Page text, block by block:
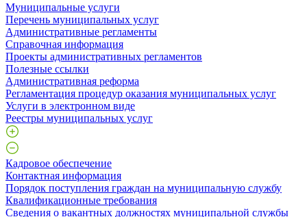
Муниципальные услуги
Перечень муниципальных услуг
Административные регламенты
Справочная информация
Проекты административных регламентов
Полезные ссылки
Административная реформа
Регламентация процедур оказания муниципальных услуг
Услуги в электронном виде
Реестры муниципальных услуг
Кадровое обеспечение
Контактная информация
Порядок поступления граждан на муниципальную службу
Квалификационные требования
Сведения о вакантных должностях муниципальной службы